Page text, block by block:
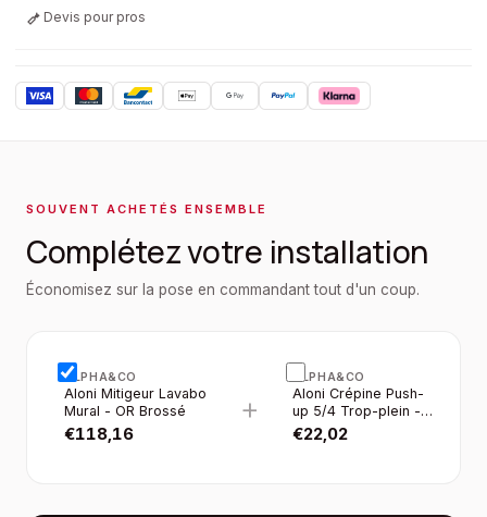
Devis pour pros
SOUVENT ACHETÉS ENSEMBLE
Complétez votre installation
Économisez sur la pose en commandant tout d'un coup.
ALPHA&CO
Aloni Mitigeur Lavabo
Mural - OR Brossé
€118,16
+
ALPHA&CO
Aloni Crépine Push-
up 5/4 Trop-plein -
OR Brossé
€22,02